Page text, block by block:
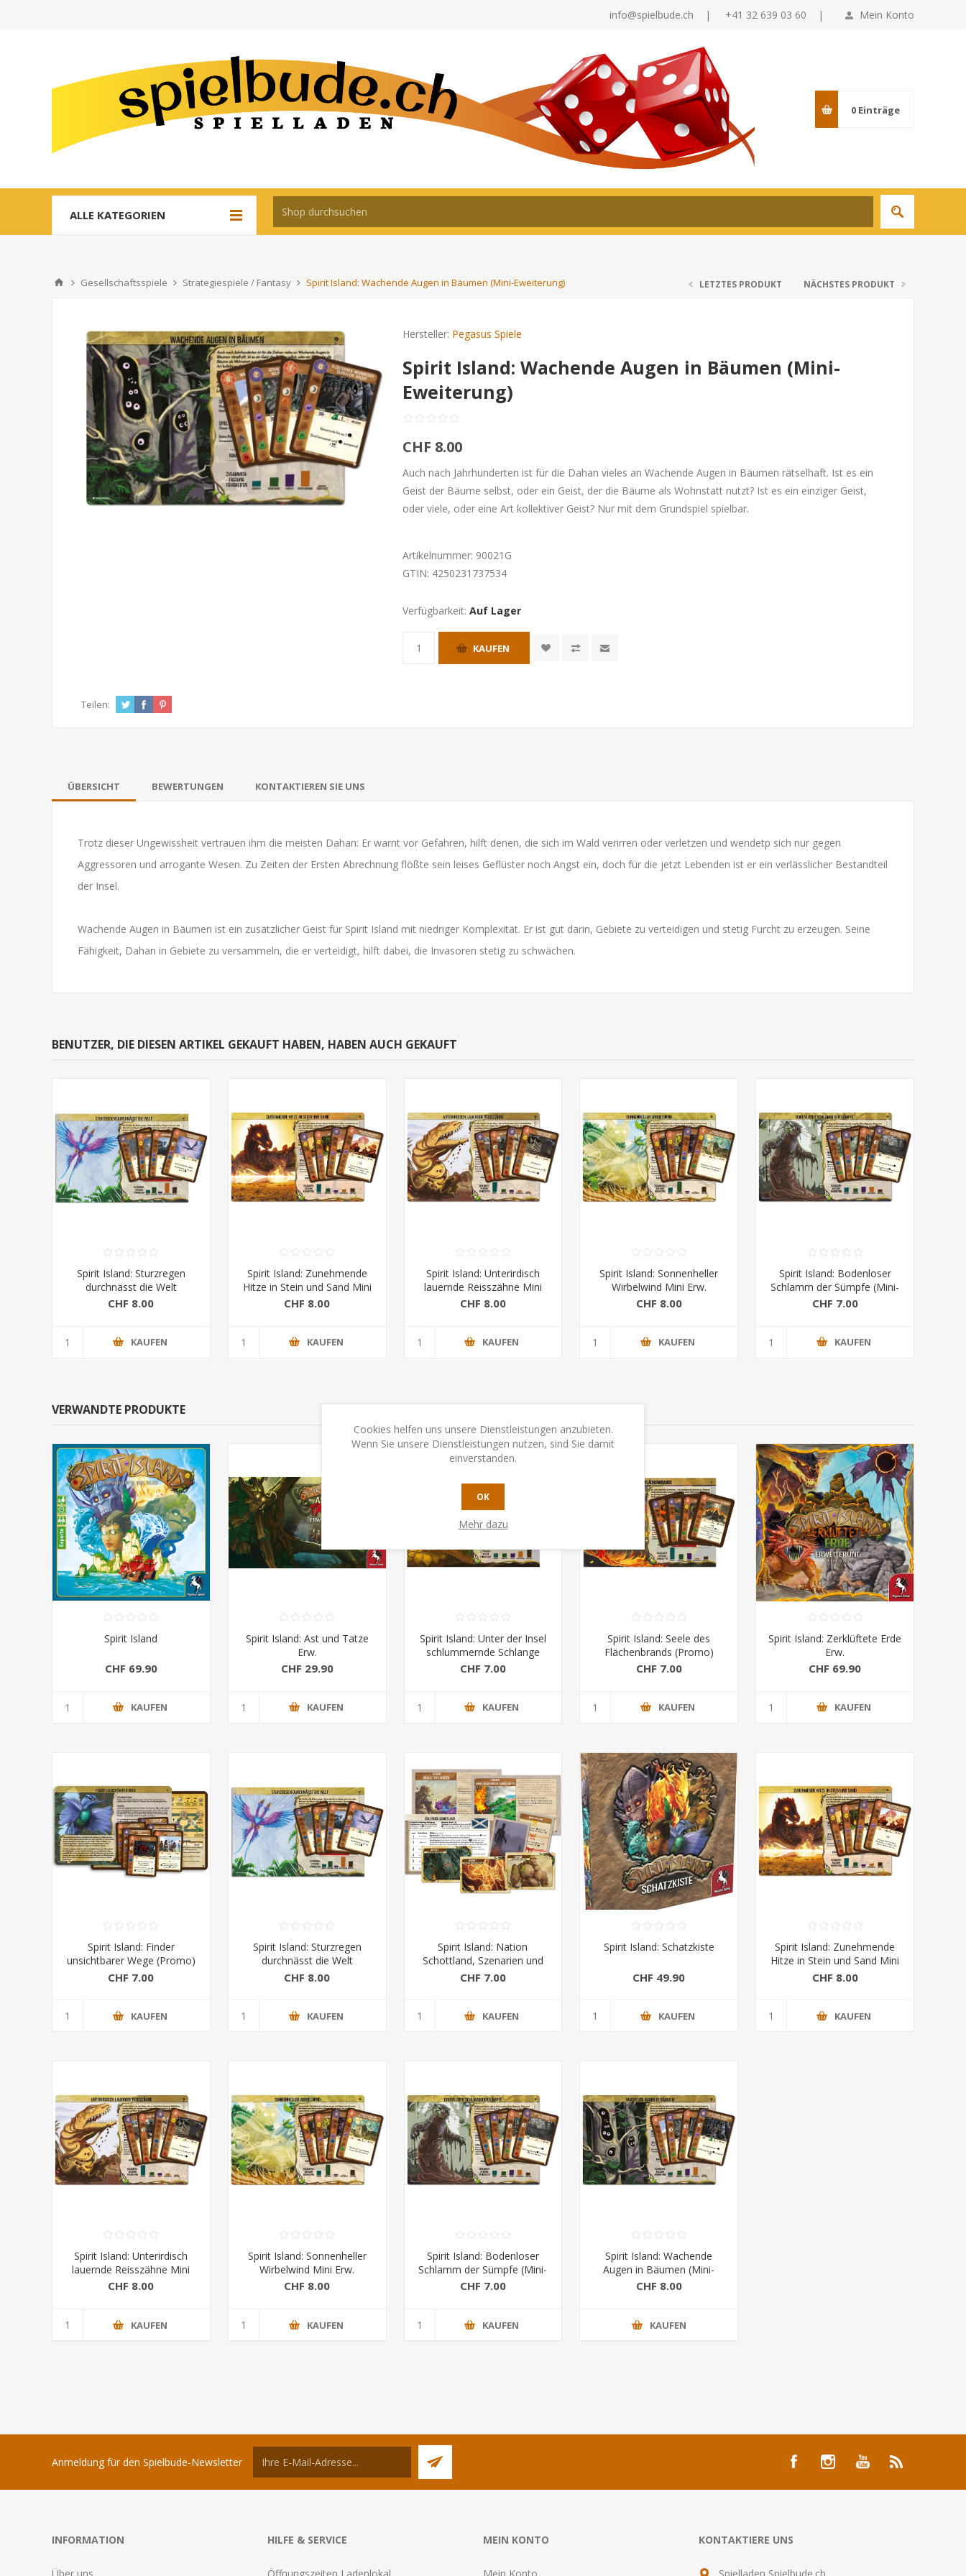
Mein Konto
info@spielbude.ch | +41 32 639 03 60 |
0 Einträge
ALLE KATEGORIEN
Gesellschaftsspiele Strategiespiele / Fantasy Spirit Island: Wachende Augen in Bäumen (Mini-Eweiterung) LETZTES PRODUKT NÄCHSTES PRODUKT
Hersteller: Pegasus Spiele
Spirit Island: Wachende Augen in Bäumen (Mini-
Eweiterung)
CHF 8.00
Auch nach Jahrhunderten ist für die Dahan vieles an Wachende Augen in Bäumen rätselhaft. Ist es ein
Geist der Bäume selbst, oder ein Geist, der die Bäume als Wohnstatt nutzt? Ist es ein einziger Geist,
oder viele, oder eine Art kollektiver Geist? Nur mit dem Grundspiel spielbar.
Artikelnummer: 90021G
GTIN: 4250231737534
Verfügbarkeit: Auf Lager
KAUFEN
Teilen:
ÜBERSICHT BEWERTUNGEN KONTAKTIEREN SIE UNS
Trotz dieser Ungewissheit vertrauen ihm die meisten Dahan: Er warnt vor Gefahren, hilft denen, die sich im Wald verirren oder verletzen und wendetp sich nur gegen
Aggressoren und arrogante Wesen. Zu Zeiten der Ersten Abrechnung flößte sein leises Geflüster noch Angst ein, doch für die jetzt Lebenden ist er ein verlässlicher Bestandteil
der Insel.
Wachende Augen in Bäumen ist ein zusätzlicher Geist für Spirit Island mit niedriger Komplexität. Er ist gut darin, Gebiete zu verteidigen und stetig Furcht zu erzeugen. Seine
Fähigkeit, Dahan in Gebiete zu versammeln, die er verteidigt, hilft dabei, die Invasoren stetig zu schwächen.
BENUTZER, DIE DIESEN ARTIKEL GEKAUFT HABEN, HABEN AUCH GEKAUFT
Spirit Island: Sturzregen
durchnässt die Welt
CHF 8.00
KAUFEN
Spirit Island: Zunehmende
Hitze in Stein und Sand Mini
Erw.
CHF 8.00
KAUFEN
Spirit Island: Unterirdisch
lauernde Reisszähne Mini
Erw.
CHF 8.00
KAUFEN
Spirit Island: Sonnenheller
Wirbelwind Mini Erw.
CHF 8.00
KAUFEN
Spirit Island: Bodenloser
Schlamm der Sümpfe (Mini-
Eweiterung)
CHF 7.00
KAUFEN
VERWANDTE PRODUKTE
Spirit Island
CHF 69.90
KAUFEN
Spirit Island: Ast und Tatze
Erw.
CHF 29.90
KAUFEN
Spirit Island: Unter der Insel
schlummernde Schlange
(Promo)
CHF 7.00
KAUFEN
Spirit Island: Seele des
Flächenbrands (Promo)
CHF 7.00
KAUFEN
Spirit Island: Zerklüftete Erde
Erw.
CHF 69.90
KAUFEN
Spirit Island: Finder
unsichtbarer Wege (Promo)
CHF 7.00
KAUFEN
Spirit Island: Sturzregen
durchnässt die Welt
CHF 8.00
KAUFEN
Spirit Island: Nation
Schottland, Szenarien und
Kartenerw
CHF 7.00
KAUFEN
Spirit Island: Schatzkiste
CHF 49.90
KAUFEN
Spirit Island: Zunehmende
Hitze in Stein und Sand Mini
Erw.
CHF 8.00
KAUFEN
Spirit Island: Unterirdisch
lauernde Reisszähne Mini
Erw.
CHF 8.00
KAUFEN
Spirit Island: Sonnenheller
Wirbelwind Mini Erw.
CHF 8.00
KAUFEN
Spirit Island: Bodenloser
Schlamm der Sümpfe (Mini-
Eweiterung)
CHF 7.00
KAUFEN
Spirit Island: Wachende
Augen in Bäumen (Mini-
Eweiterung)
CHF 8.00
KAUFEN
Anmeldung für den Spielbude-Newsletter
INFORMATION HILFE & SERVICE MEIN KONTO KONTAKTIERE UNS
Cookies helfen uns unsere Dienstleistungen anzubieten.
Wenn Sie unsere Dienstleistungen nutzen, sind Sie damit
einverstanden.
OK
Mehr dazu